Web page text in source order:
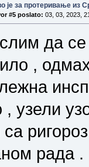
је за протеривање из
#5 poslato: 03, 03, 2023,
да
,
, узели
са
рада .